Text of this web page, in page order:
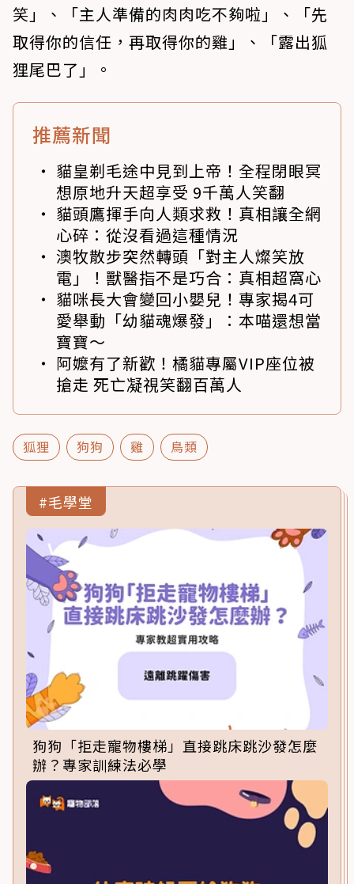
笑」、「主人準備的肉肉吃不夠啦」、「先
取得你的信任，再取得你的雞」、「露出狐
狸尾巴了」。
推薦新聞
貓皇剃毛途中見到上帝！全程閉眼冥
想原地升天超享受 9千萬人笑翻
貓頭鷹揮手向人類求救！真相讓全網
心碎：從沒看過這種情況
澳牧散步突然轉頭「對主人燦笑放
電」！獸醫指不是巧合：真相超窩心
貓咪長大會變回小嬰兒！專家揭4可
愛舉動「幼貓魂爆發」：本喵還想當
寶寶～
阿嬤有了新歡！橘貓專屬VIP座位被
搶走 死亡凝視笑翻百萬人
狐狸 狗狗 雞 鳥類
#毛學堂
狗狗「拒走寵物樓梯」直接跳床跳沙發怎麼
辦？專家訓練法必學